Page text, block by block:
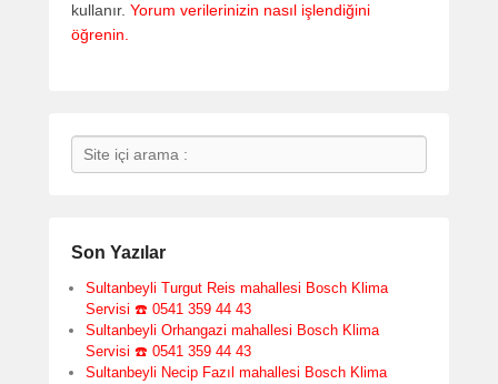
kullanır. Yorum verilerinizin nasıl işlendiğini
öğrenin.
Search
Son Yazılar
Sultanbeyli Turgut Reis mahallesi Bosch Klima
Servisi ☎️ 0541 359 44 43
Sultanbeyli Orhangazi mahallesi Bosch Klima
Servisi ☎️ 0541 359 44 43
Sultanbeyli Necip Fazıl mahallesi Bosch Klima